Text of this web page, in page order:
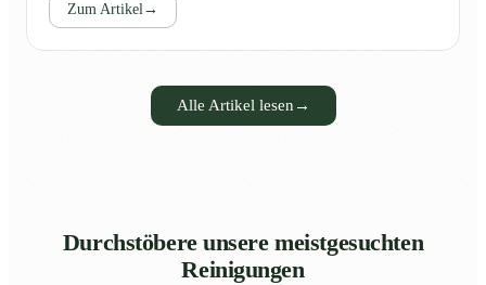
Zum Artikel→
Alle Artikel lesen →
Durchstöbere unsere meistgesuchten
Reinigungen